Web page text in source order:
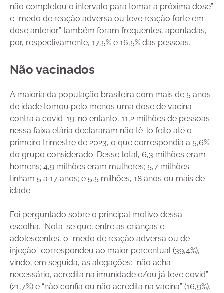
não completou o intervalo para tomar a próxima dose”
e “medo de reação adversa ou teve reação forte em
dose anterior” também foram frequentes, apontadas,
por, respectivamente, 17,5% e 16,5% das pessoas.
Não vacinados
A maioria da população brasileira com mais de 5 anos
de idade tomou pelo menos uma dose de vacina
contra a covid-19; no entanto, 11,2 milhões de pessoas
nessa faixa etária declararam não tê-lo feito até o
primeiro trimestre de 2023, o que correspondia a 5,6%
do grupo considerado. Desse total, 6,3 milhões eram
homens; 4,9 milhões eram mulheres; 5,7 milhões
tinham 5 a 17 anos; e 5,5 milhões, 18 anos ou mais de
idade.
Foi perguntado sobre o principal motivo dessa
escolha. “Nota-se que, entre as crianças e
adolescentes, o “medo de reação adversa ou de
injeção” correspondeu ao maior percentual (39,4%),
vindo, em seguida, as alegações: “não acha
necessário, acredita na imunidade e/ou já teve covid”
(21,7%) e “não confia ou não acredita na vacina” (16,9%).